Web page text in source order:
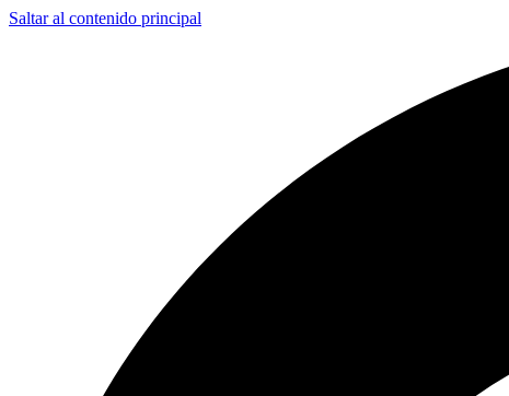
Saltar al contenido principal